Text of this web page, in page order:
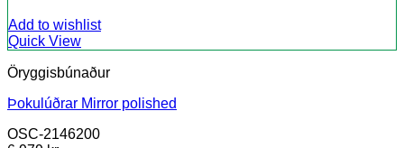
Add to wishlist
Quick View
Öryggisbúnaður
Þokulúðrar Mirror polished
OSC-2146200